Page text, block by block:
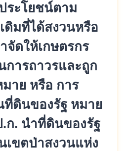
ระโยชน์ตาม
ดิมที่ได้สงวนหรือ
จัดให้เกษตรกร
การถาวรและถูก
าย หรือ การ
ดินของรัฐ หมาย
.ก. นำที่ดินของรัฐ
เขตป่าสงวนแห่ง